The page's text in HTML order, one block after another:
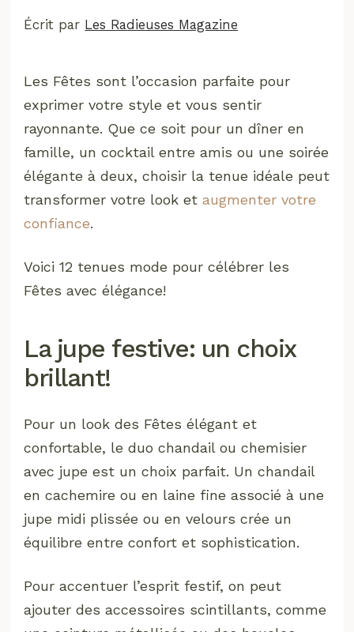
Écrit par Les Radieuses Magazine
Les Fêtes sont l’occasion parfaite pour
exprimer votre style et vous sentir
rayonnante. Que ce soit pour un dîner en
famille, un cocktail entre amis ou une soirée
élégante à deux, choisir la tenue idéale peut
transformer votre look etaugmenter votre
confiance.
Voici 12 tenues mode pour célébrer les
Fêtes avec élégance!
La jupe festive: un choix
brillant!
Pour un look des Fêtes élégant et
confortable, le duo chandail ou chemisier
avec jupe est un choix parfait. Un chandail
en cachemire ou en laine fine associé à une
jupe midi plissée ou en velours crée un
équilibre entre confort et sophistication.
Pour accentuer l’esprit festif, on peut
ajouter des accessoires scintillants, comme